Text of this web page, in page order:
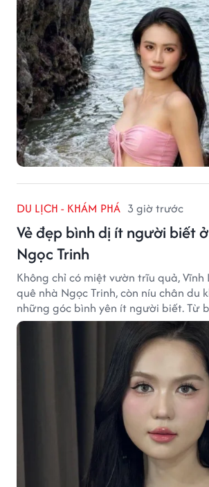
DU LỊCH - KHÁM PHÁ 3 giờ trước
Vẻ đẹp bình dị ít người biết
Ngọc Trinh
Không chỉ có miệt vườn trĩu quả, Vĩnh
quê nhà Ngọc Trinh, còn níu chân du
những góc bình yên ít người biết. Từ
quê đến nhịp sống chậm rãi, tất cả
riêng của vùng đất miền Tây.